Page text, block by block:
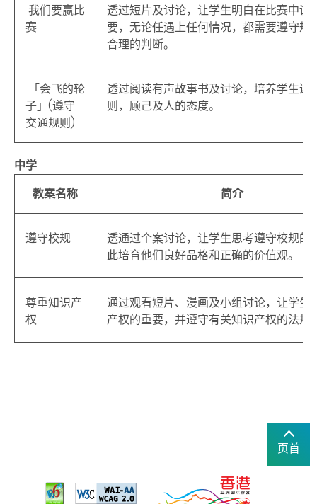
我们要赢比
赛
透过短片及讨论，让学生明白在比赛中诚
要，无论任遇上任何情况，都需要遵守规
合理的判断。
「会飞的轮
子」(遵守
交通规则)
透过阅读有声故事书及讨论，培养学生遵
则，顾己及人的态度。
中学
教案名称
简介
遵守校规
透通过个案讨论，让学生思考遵守校规的
此培育他们良好品格和正确的价值观。
尊重知识产
权
通过观看短片、漫画及小组讨论，让学生
产权的重要，并遵守有关知识产权的法规
页首